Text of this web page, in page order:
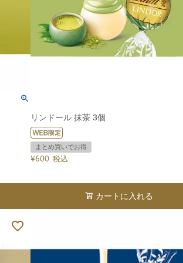
リンドール 抹茶 3個
まとめ買いでお得
¥600 税込
カートに入れる